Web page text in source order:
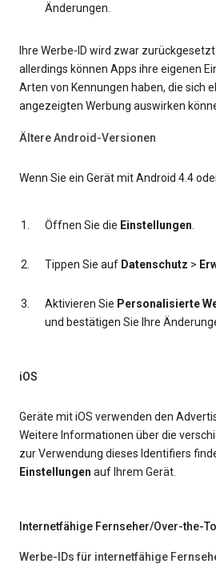
Änderungen.
Ihre Werbe-ID wird zwar
allerdings können Apps ihre eigenen
Arten von Kennungen haben, die sich
angezeigten Werbung auswirken
Ältere Android-Versionen
Wenn Sie ein Gerät mit Android 4.4
Öffnen Sie die Einstellungen.
Tippen Sie auf Datenschutz >
Aktivieren Sie Personalisierte
und bestätigen Sie Ihre
iOS
Geräte mit iOS verwenden den
Weitere Informationen über die
zur Verwendung dieses Identifiers
Einstellungen auf Ihrem Gerät.
Internetfähige Fernseher/Over-the-
Werbe-IDs für internetfähige